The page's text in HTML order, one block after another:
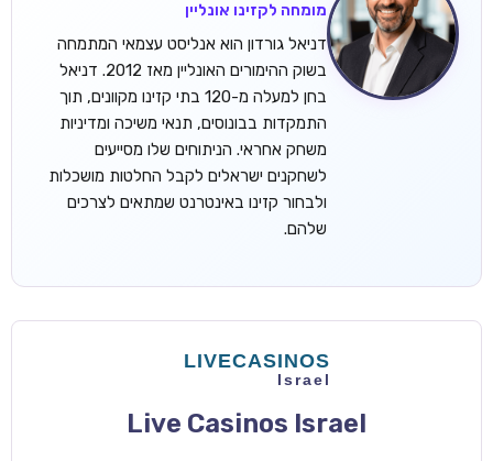
מומחה לקזינו אונליין
דניאל גורדון הוא אנליסט עצמאי המתמחה
בשוק ההימורים האונליין מאז 2012. דניאל
בחן למעלה מ-120 בתי קזינו מקוונים, תוך
התמקדות בבונוסים, תנאי משיכה ומדיניות
משחק אחראי. הניתוחים שלו מסייעים
לשחקנים ישראלים לקבל החלטות מושכלות
ולבחור קזינו באינטרנט שמתאים לצרכים
שלהם.
Live Casinos Israel